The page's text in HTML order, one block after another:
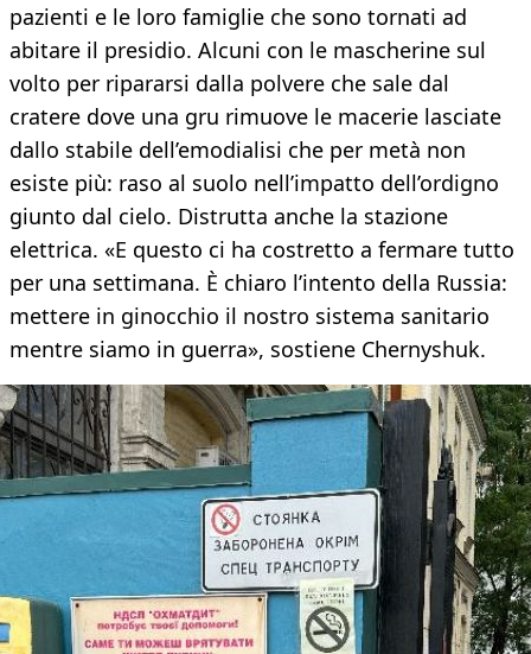
pazienti e le loro famiglie che sono tornati ad
abitare il presidio. Alcuni con le mascherine sul
volto per ripararsi dalla polvere che sale dal
cratere dove una gru rimuove le macerie lasciate
dallo stabile dell’emodialisi che per metà non
esiste più: raso al suolo nell’impatto dell’ordigno
giunto dal cielo. Distrutta anche la stazione
elettrica. «E questo ci ha costretto a fermare tutto
per una settimana. È chiaro l’intento della Russia:
mettere in ginocchio il nostro sistema sanitario
mentre siamo in guerra», sostiene Chernyshuk.